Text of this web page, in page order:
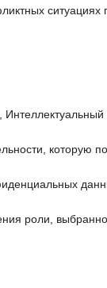
которую
роли,